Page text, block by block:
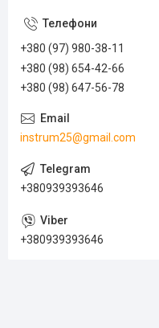
+380 (97) 980-38-11
+380 (98) 654-42-66
+380 (98) 647-56-78
instrum25@gmail.com
+380939393646
+380939393646